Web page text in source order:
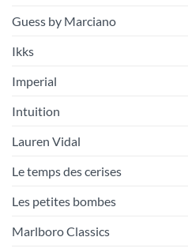
Guess by Marciano
Ikks
Imperial
Intuition
Lauren Vidal
Le temps des cerises
Les petites bombes
Marlboro Classics